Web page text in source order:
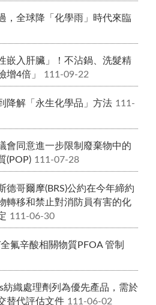
，全球降「化學雨」時代來臨
嵌入肝臟」！不沾鍋、洗髮精
增4倍」
111-09-22
降解「永生化學品」方法 111-
會同意進一步限制廢棄物中的
(POP) 111-07-28
德哥爾摩(BRS)公約在今年締約
轉移和禁止對消防員有害的化
111-06-30
氟辛酸相關物質PFOA 管制
紡織處理劑列為優先產品，需於
替代評估文件 111-06-02